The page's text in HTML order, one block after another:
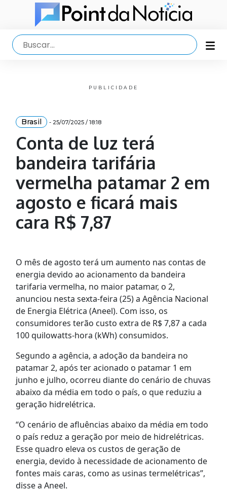
PUBLICIDADE
Brasil - 25/07/2025 / 18:18
Conta de luz terá
bandeira tarifária
vermelha patamar 2 em
agosto e ficará mais
cara R$ 7,87
O mês de agosto terá um aumento nas contas de
energia devido ao acionamento da bandeira
tarifaria vermelha, no maior patamar, o 2,
anunciou nesta sexta-feira (25) a Agência Nacional
de Energia Elétrica (Aneel). Com isso, os
consumidores terão custo extra de R$ 7,87 a cada
100 quilowatts-hora (kWh) consumidos.
Segundo a agência, a adoção da bandeira no
patamar 2, após ter acionado o patamar 1 em
junho e julho, ocorreu diante do cenário de chuvas
abaixo da média em todo o país, o que reduziu a
geração hidrelétrica.
“O cenário de afluências abaixo da média em todo
o país reduz a geração por meio de hidrelétricas.
Esse quadro eleva os custos de geração de
energia, devido à necessidade de acionamento de
fontes mais caras, como as usinas termelétricas”,
disse a Aneel.